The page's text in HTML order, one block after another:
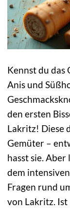
Kennst du das
Anis und
den ersten
Lakritz! Diese
Gemüter –
hasst sie. Aber
dem
Fragen rund
von Lakritz.